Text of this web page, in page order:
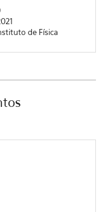
de Física